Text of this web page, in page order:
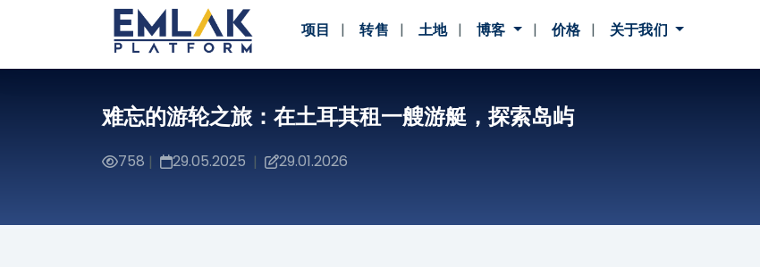
项目 转售 土地 博客 价格 关于我们
难忘的游轮之旅：在土耳其租一艘游艇，探索岛屿
758 | 29.05.2025 | 29.01.2026